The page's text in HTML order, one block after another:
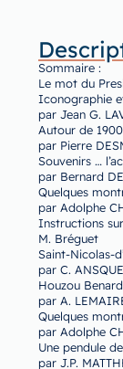
Sommaire :
Le mot du
Iconographie
par Jean G.
Autour de
par Pierre
Souvenirs …
par Bernard
Quelques
par Adolphe
Instructions
M. Bréguet
Saint-Nicolas-
par C.
Houzou
par A.
Quelques
par Adolphe
Une pendule
par J.P.